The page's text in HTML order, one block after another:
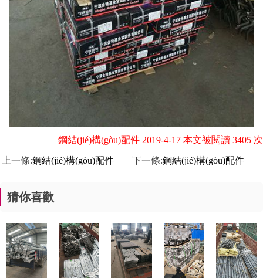
鋼結(jié)構(gòu)配件 2019-4-17 本文被閱讀 3405 次
上一條:鋼結(jié)構(gòu)配件 下一條:鋼結(jié)構(gòu)配件
猜你喜歡